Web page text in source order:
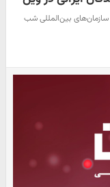
سازمان‌های بین‌المللی شب